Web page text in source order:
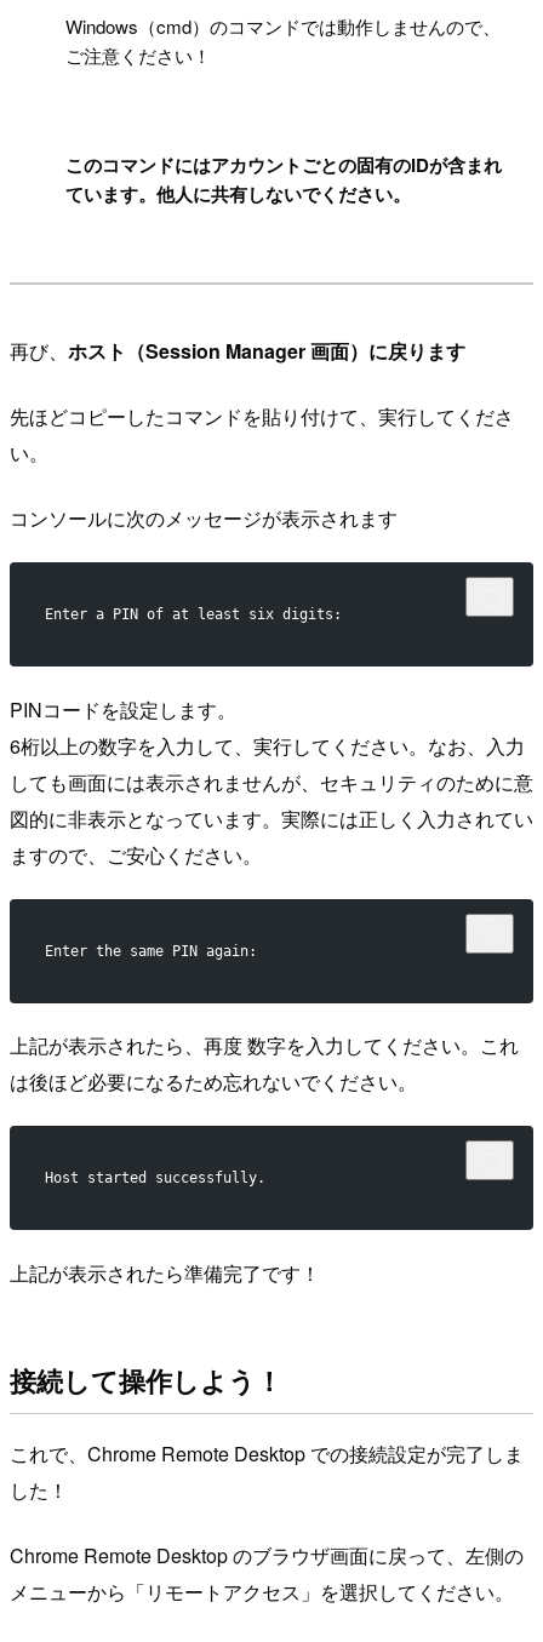
Windows（cmd）のコマンドでは動作しませんので、
ご注意ください！
このコマンドにはアカウントごとの固有のIDが含まれ
ています。他人に共有しないでください。
再び、 ホスト（Session Manager 画面）に戻ります
先ほどコピーしたコマンドを貼り付けて、実行してくださ
い。
コンソールに次のメッセージが表示されます
Enter a PIN of at least six digits:
PINコードを設定します。
6桁以上の数字を入力して、実行してください。なお、入力
しても画面には表示されませんが、セキュリティのために意
図的に非表示となっています。実際には正しく入力されてい
ますので、ご安心ください。
Enter the same PIN again:
上記が表示されたら、再度 数字を入力してください。これ
は後ほど必要になるため忘れないでください。
Host started successfully.
上記が表示されたら準備完了です！
接続して操作しよう！
これで、Chrome Remote Desktop での接続設定が完了しま
した！
Chrome Remote Desktop のブラウザ画面に戻って、左側の
メニューから「リモートアクセス」を選択してください。